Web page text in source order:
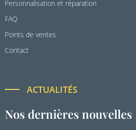
Personnalisation et réparation
FAQ
Points de ventes
Contact
ACTUALITÉS
Nos dernières nouvelles